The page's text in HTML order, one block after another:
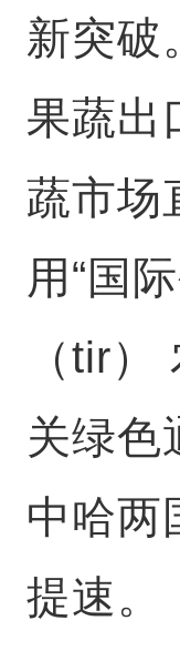
新突破
果蔬出
蔬市场
用“国
（tir
关绿色
中哈两
提速。